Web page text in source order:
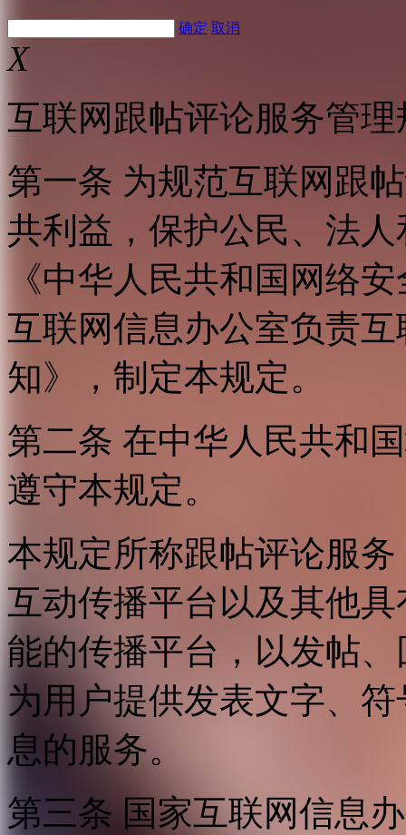
确定 取消
X
互联网跟帖评论服务管理
第一条 为规范互联网跟
共利益，保护公民、法
《中华人民共和国网络
互联网信息办公室负责
知》，制定本规定。
第二条 在中华人民共和
遵守本规定。
本规定所称跟帖评论服
互动传播平台以及其他
能的传播平台，以发帖
为用户提供发表文字、
息的服务。
第三条 国家互联网信息